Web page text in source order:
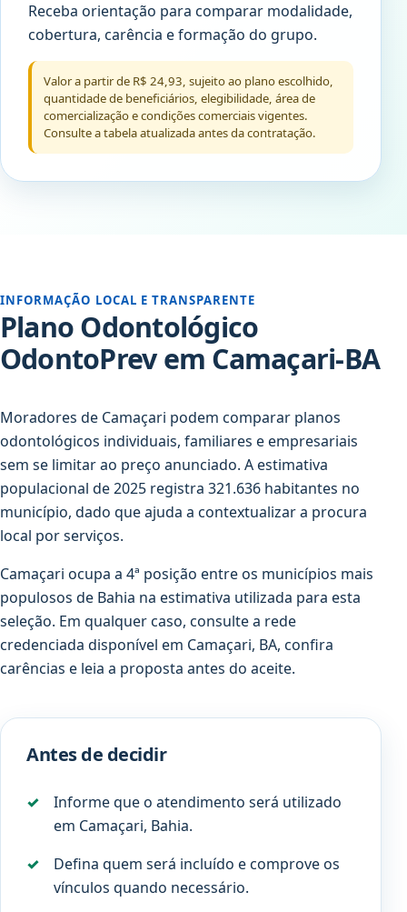
Receba orientação para comparar modalidade,
cobertura, carência e formação do grupo.
Valor a partir de R$ 24,93, sujeito ao plano escolhido,
quantidade de beneficiários, elegibilidade, área de
comercialização e condições comerciais vigentes.
Consulte a tabela atualizada antes da contratação.
INFORMAÇÃO LOCAL E TRANSPARENTE
Plano Odontológico
OdontoPrev em Camaçari-BA
Moradores de Camaçari podem comparar planos
odontológicos individuais, familiares e empresariais
sem se limitar ao preço anunciado. A estimativa
populacional de 2025 registra 321.636 habitantes no
município, dado que ajuda a contextualizar a procura
local por serviços.
Camaçari ocupa a 4ª posição entre os municípios mais
populosos de Bahia na estimativa utilizada para esta
seleção. Em qualquer caso, consulte a rede
credenciada disponível em Camaçari, BA, confira
carências e leia a proposta antes do aceite.
Antes de decidir
Informe que o atendimento será utilizado
em Camaçari, Bahia.
Defina quem será incluído e comprove os
vínculos quando necessário.